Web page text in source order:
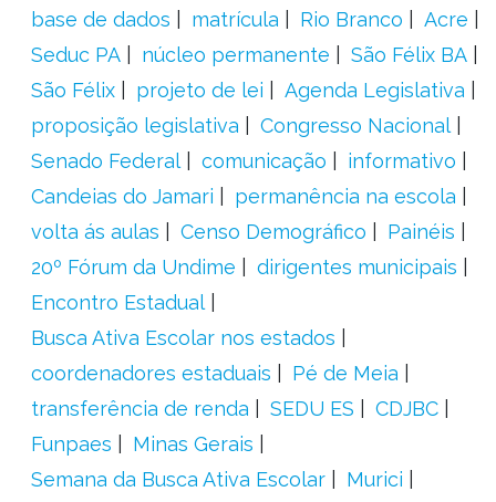
base de dados matrícula Rio Branco
Acre
Seduc PA
núcleo permanente
São Félix BA
São Félix
projeto de lei
Agenda Legislativa
proposição legislativa
Congresso Nacional
Senado Federal
comunicação
informativo
Candeias do Jamari
permanência na escola
volta ás aulas
Censo Demográfico
Painéis
20º Fórum da Undime
dirigentes municipais
Encontro Estadual
Busca Ativa Escolar nos estados
coordenadores estaduais
Pé de Meia
transferência de renda
SEDU ES
CDJBC
Funpaes
Minas Gerais
Semana da Busca Ativa Escolar
Murici